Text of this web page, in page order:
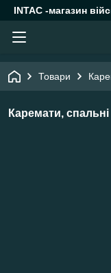
INTAC -магазин
Товари
Каремати,